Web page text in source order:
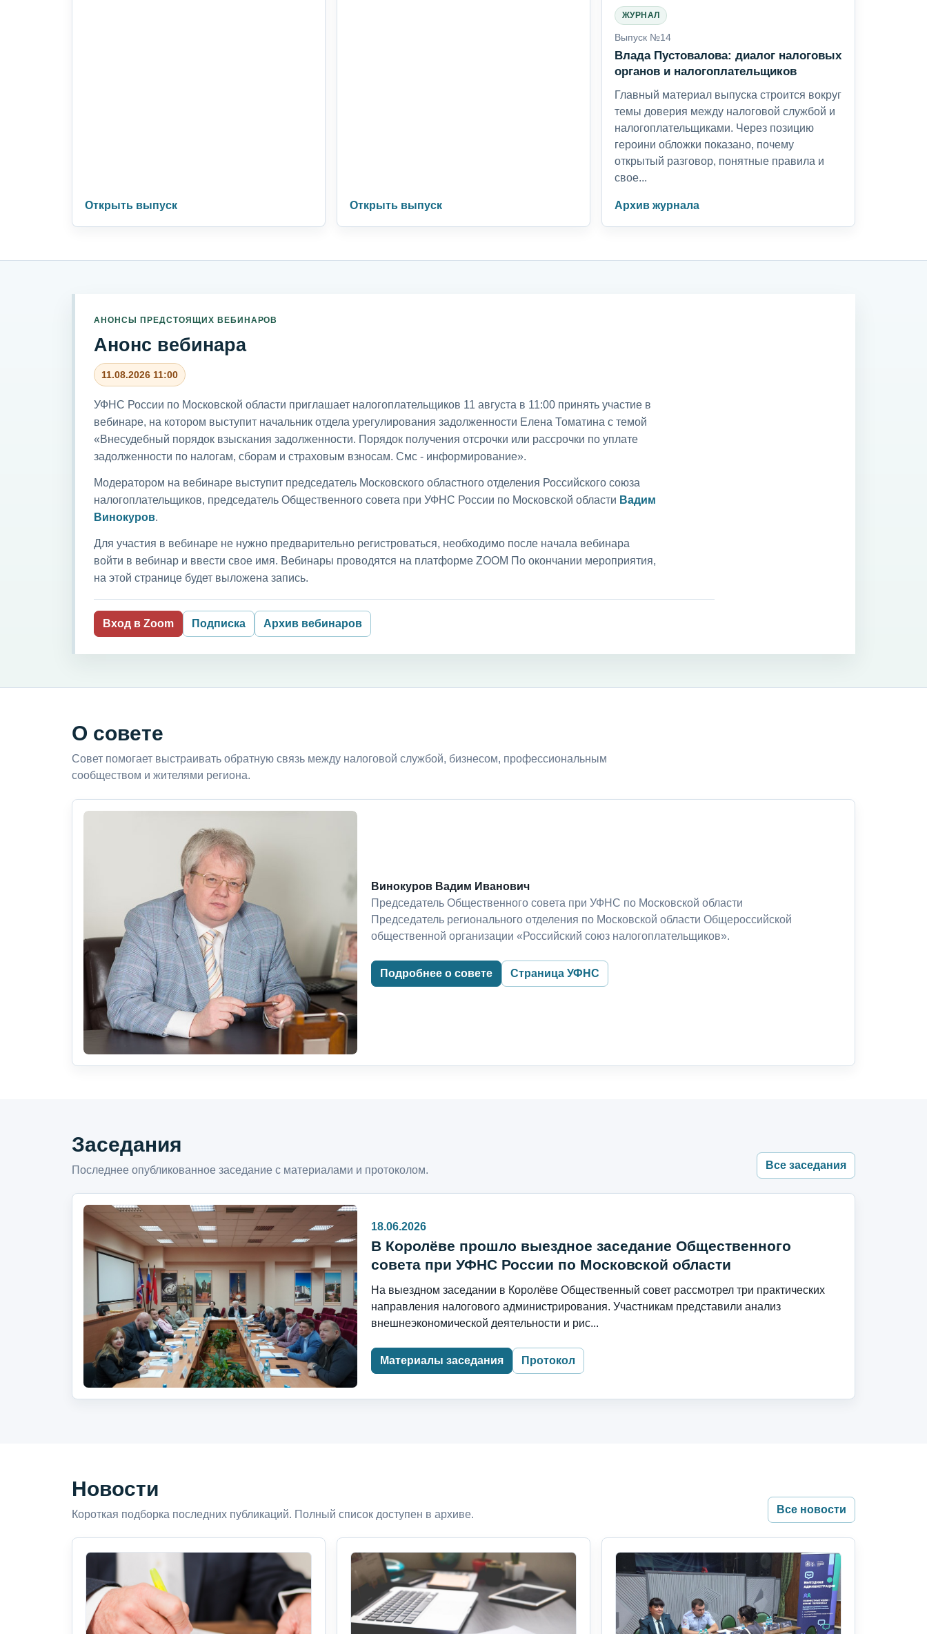
Открыть выпуск Открыть выпуск
ЖУРНАЛ
Выпуск №14
Влада Пустовалова: диалог налоговых
органов и налогоплательщиков
Главный материал выпуска строится вокруг
темы доверия между налоговой службой и
налогоплательщиками. Через позицию
героини обложки показано, почему
открытый разговор, понятные правила и
свое...
Архив журнала
АНОНСЫ ПРЕДСТОЯЩИХ ВЕБИНАРОВ
Анонс вебинара
11.08.2026 11:00
УФНС России по Московской области приглашает налогоплательщиков 11 августа в 11:00 принять участие в
вебинаре, на котором выступит начальник отдела урегулирования задолженности Елена Томатина с темой
«Внесудебный порядок взыскания задолженности. Порядок получения отсрочки или рассрочки по уплате
задолженности по налогам, сборам и страховым взносам. Смс - информирование».
Модератором на вебинаре выступит председатель Московского областного отделения Российского союза
налогоплательщиков, председатель Общественного совета при УФНС России по Московской области Вадим
Винокуров.
Для участия в вебинаре не нужно предварительно регистроваться, необходимо после начала вебинара
войти в вебинар и ввести свое имя. Вебинары проводятся на платформе ZOOM По окончании мероприятия,
на этой странице будет выложена запись.
Вход в Zoom Подписка Архив вебинаров
О совете
Совет помогает выстраивать обратную связь между налоговой службой, бизнесом, профессиональным
сообществом и жителями региона.
Винокуров Вадим Иванович
Председатель Общественного совета при УФНС по Московской области
Председатель регионального отделения по Московской области Общероссийской
общественной организации «Российский союз налогоплательщиков».
Подробнее о совете Страница УФНС
Заседания
Последнее опубликованное заседание с материалами и протоколом. Все заседания
18.06.2026
В Королёве прошло выездное заседание Общественного
совета при УФНС России по Московской области
На выездном заседании в Королёве Общественный совет рассмотрел три практических
направления налогового администрирования. Участникам представили анализ
внешнеэкономической деятельности и рис...
Материалы заседания Протокол
Новости
Короткая подборка последних публикаций. Полный список доступен в архиве. Все новости